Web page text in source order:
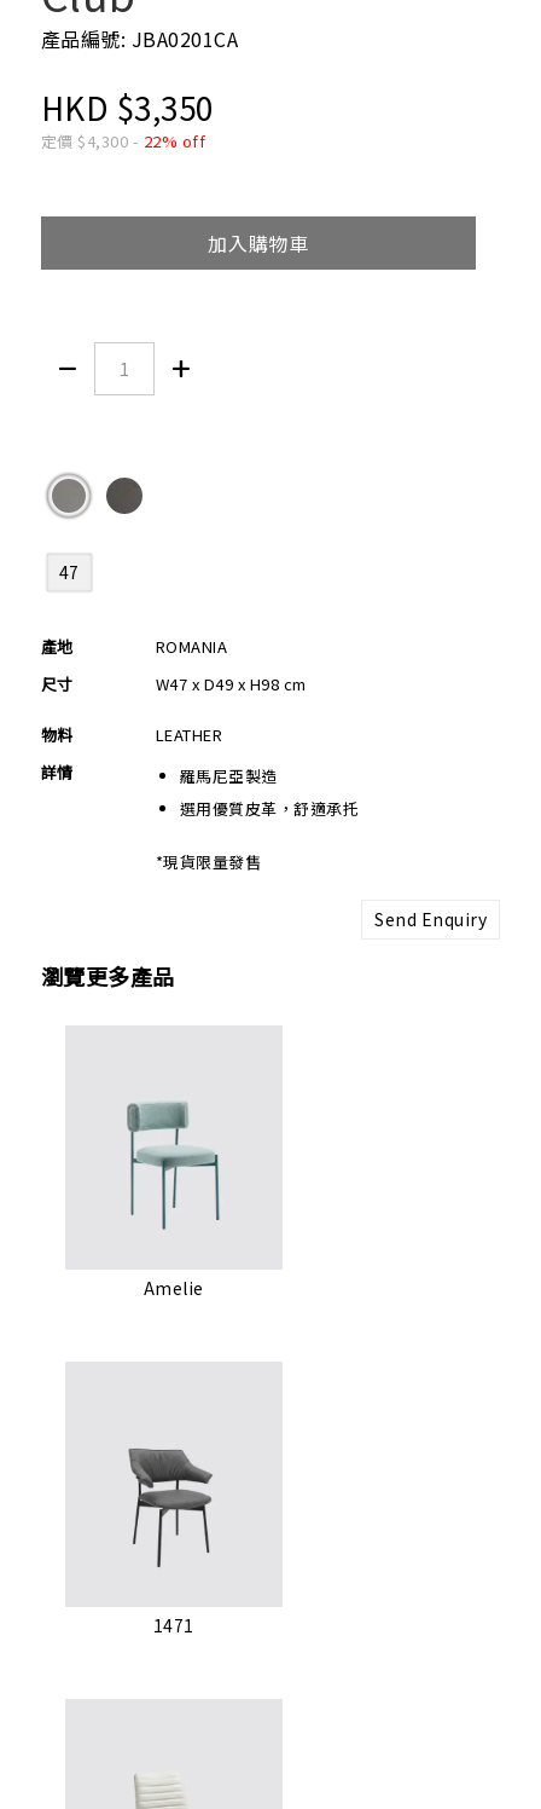
產品編號: JBA0201CA
HKD $3,350
定價 $4,300 - 22% off
加入購物車
 
47
產地
ROMANIA
尺寸
W47 x D49 x H98 cm
物料
LEATHER
詳情
羅馬尼亞製造
選用優質皮革，舒適承托
*現貨限量發售
Send Enquiry
瀏覽更多產品
Amelie
1471